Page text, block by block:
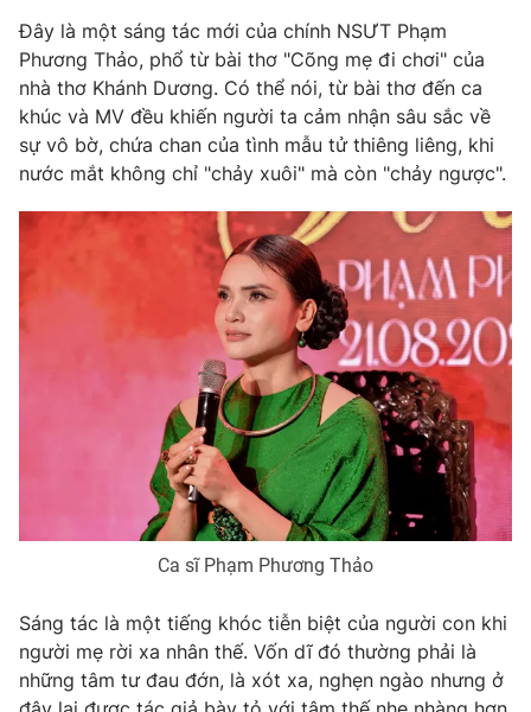
Khán giả
Giải sao mai
Âm nhạc
Sao
Du lịch
Làm đẹp
Chất lượng cuộc sống
Giáo dục
Tuyển sinh
Học trực tuyến
Công nghệ
Thị trường
Tư vấn
Giao lưu trực tuyến
Lịch phát sóng
Podcast
Infographic
Shorts video
VTV Money VTV Thể thao
VTV Sức khoẻ Bất động sản
Đây là một sáng tác mới của chính NSƯT Phạm
Phương Thảo, phổ từ bài thơ "Cõng mẹ đi chơi" của
nhà thơ Khánh Dương. Có thể nói, từ bài thơ đến ca
khúc và MV đều khiến người ta cảm nhận sâu sắc về
sự vô bờ, chứa chan của tình mẫu tử thiêng liêng, khi
nước mắt không chỉ "chảy xuôi" mà còn "chảy ngược".
Ca sĩ Phạm Phương Thảo
Sáng tác là một tiếng khóc tiễn biệt của người con khi
người mẹ rời xa nhân thế. Vốn dĩ đó thường phải là
những tâm tư đau đớn, là xót xa, nghẹn ngào nhưng ở